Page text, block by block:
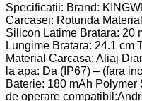
Specificatii: Brand:
Carcasei: Rotunda
Silicon Latime Bratara: 20
Lungime Bratara: 24.1 cm
Material Carcasa: Aliaj
la apa: Da (IP67) – (fara
Baterie: 180 mAh
de operare